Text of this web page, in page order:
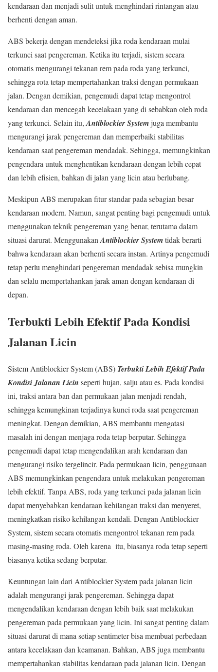
kendaraan dan menjadi sulit untuk menghindari rintangan atau
berhenti dengan aman.
ABS bekerja dengan mendeteksi jika roda kendaraan mulai
terkunci saat pengereman. Ketika itu terjadi, sistem secara
otomatis mengurangi tekanan rem pada roda yang terkunci,
sehingga rota tetap mempertahankan traksi dengan permukaan
jalan. Dengan demikian, pengemudi dapat tetap mengontrol
kendaraan dan mencegah kecelakaan yang di sebabkan oleh roda
yang terkunci. Selain itu, Antiblockier Systemjuga membantu
mengurangi jarak pengereman dan memperbaiki stabilitas
kendaraan saat pengereman mendadak. Sehingga, memungkinkan
pengendara untuk menghentikan kendaraan dengan lebih cepat
dan lebih efisien, bahkan di jalan yang licin atau berlubang.
Meskipun ABS merupakan fitur standar pada sebagian besar
kendaraan modern. Namun, sangat penting bagi pengemudi untuk
menggunakan teknik pengereman yang benar, terutama dalam
situasi darurat. Menggunakan Antiblockier Systemtidak berarti
bahwa kendaraan akan berhenti secara instan. Artinya pengemudi
tetap perlu menghindari pengereman mendadak sebisa mungkin
dan selalu mempertahankan jarak aman dengan kendaraan di
depan.
Terbukti Lebih Efektif Pada Kondisi
Jalanan Licin
Sistem Antiblockier System (ABS) Terbukti Lebih Efektif Pada
Kondisi Jalanan Licin seperti hujan, salju atau es. Pada kondisi
ini, traksi antara ban dan permukaan jalan menjadi rendah,
sehingga kemungkinan terjadinya kunci roda saat pengereman
meningkat. Dengan demikian, ABS membantu mengatasi
masalah ini dengan menjaga roda tetap berputar. Sehingga
pengemudi dapat tetap mengendalikan arah kendaraan dan
mengurangi risiko tergelincir. Pada permukaan licin, penggunaan
ABS memungkinkan pengendara untuk melakukan pengereman
lebih efektif. Tanpa ABS, roda yang terkunci pada jalanan licin
dapat menyebabkan kendaraan kehilangan traksi dan menyeret,
meningkatkan risiko kehilangan kendali. Dengan Antiblockier
System, sistem secara otomatis mengontrol tekanan rem pada
masing-masing roda. Oleh karena itu, biasanya roda tetap seperti
biasanya ketika sedang berputar.
Keuntungan lain dari Antiblockier System pada jalanan licin
adalah mengurangi jarak pengereman. Sehingga dapat
mengendalikan kendaraan dengan lebih baik saat melakukan
pengereman pada permukaan yang licin. Ini sangat penting dalam
situasi darurat di mana setiap sentimeter bisa membuat perbedaan
antara kecelakaan dan keamanan. Bahkan, ABS juga membantu
mempertahankan stabilitas kendaraan pada jalanan licin. Dengan